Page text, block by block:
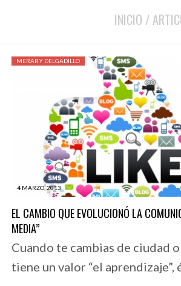
INICIO /
4 MARZO, 2013
MERARY DELGADILLO
EL CAMBIO QUE EVOLUCIONÓ LA
MEDIA”
Cuando te cambias de ciudad
tiene un valor “el